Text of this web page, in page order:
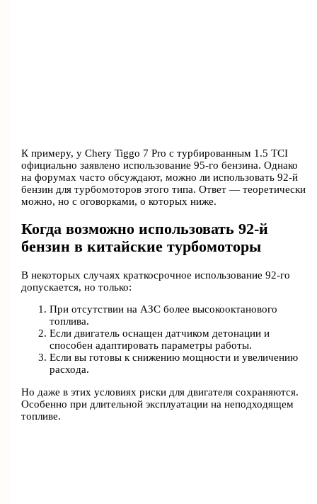
К примеру, у Chery Tiggo 7 Pro с турбированным 1.5 TCI
официально заявлено использование 95-го бензина. Однако
на форумах часто обсуждают, можно ли использовать 92-й
бензин для турбомоторов этого типа. Ответ — теоретически
можно, но с оговорками, о которых ниже.
Когда возможно использовать 92-й
бензин в китайские турбомоторы
В некоторых случаях краткосрочное использование 92-го
допускается, но только:
При отсутствии на АЗС более высокооктанового
топлива.
Если двигатель оснащен датчиком детонации и
способен адаптировать параметры работы.
Если вы готовы к снижению мощности и увеличению
расхода.
Но даже в этих условиях риски для двигателя сохраняются.
Особенно при длительной эксплуатации на неподходящем
топливе.